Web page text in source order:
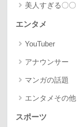
美人すぎる〇〇
エンタメ
YouTuber
アナウンサー
マンガの話題
エンタメその他
スポーツ